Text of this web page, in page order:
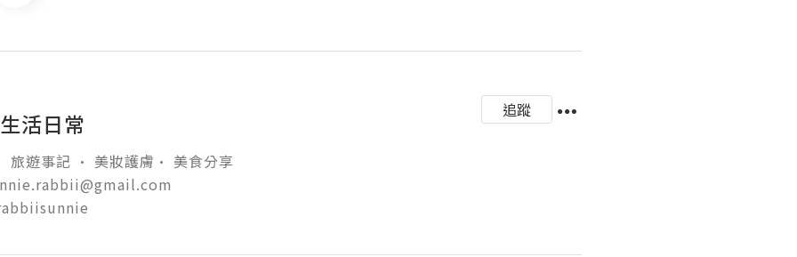
活日常 追蹤
旅遊事記 • 美妝護膚• 美食分享